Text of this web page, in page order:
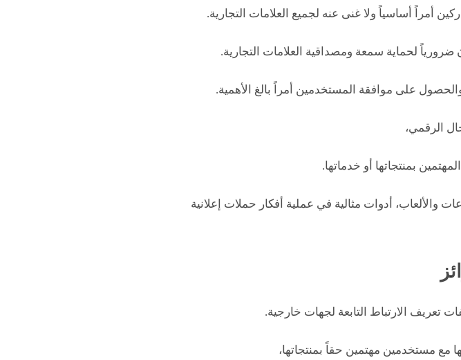
أمراً أساسياً ولا غنى عنه لجميع العلامات التجارية.
لحماية سمعة ومصداقية العلامات التجارية.
على موافقة المستخدمين أمراً بالغ الأهمية.
الرقمي،
بمنتجاتها أو خدماتها.
والألعاب، أدوات مثالية في عملية أفكار حملات إعلانية
تعريف الارتباط التابعة لجهات خارجية.
مع مستخدمين مهتمين حقاً بمنتجاتها،